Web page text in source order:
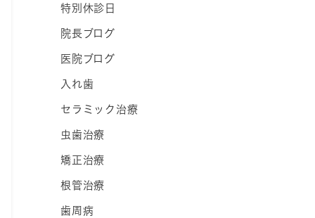
特別休診日
院長ブログ
医院ブログ
入れ歯
セラミック治療
虫歯治療
矯正治療
根管治療
歯周病